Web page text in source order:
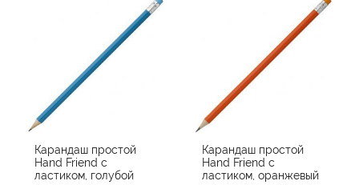
Карандаш простой
Hand Friend с
ластиком, голубой
Карандаш простой
Hand Friend с
ластиком, оранжевый